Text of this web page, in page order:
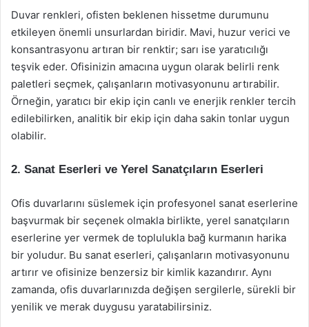
Duvar renkleri, ofisten beklenen hissetme durumunu
etkileyen önemli unsurlardan biridir. Mavi, huzur verici ve
konsantrasyonu artıran bir renktir; sarı ise yaratıcılığı
teşvik eder. Ofisinizin amacına uygun olarak belirli renk
paletleri seçmek, çalışanların motivasyonunu artırabilir.
Örneğin, yaratıcı bir ekip için canlı ve enerjik renkler tercih
edilebilirken, analitik bir ekip için daha sakin tonlar uygun
olabilir.
2. Sanat Eserleri ve Yerel Sanatçıların Eserleri
Ofis duvarlarını süslemek için profesyonel sanat eserlerine
başvurmak bir seçenek olmakla birlikte, yerel sanatçıların
eserlerine yer vermek de toplulukla bağ kurmanın harika
bir yoludur. Bu sanat eserleri, çalışanların motivasyonunu
artırır ve ofisinize benzersiz bir kimlik kazandırır. Aynı
zamanda, ofis duvarlarınızda değişen sergilerle, sürekli bir
yenilik ve merak duygusu yaratabilirsiniz.